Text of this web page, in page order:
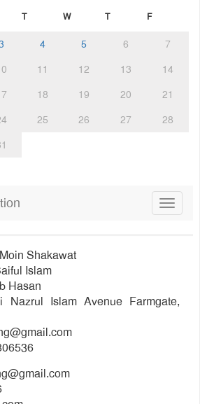
T W T F
4 5 6
7
11 12 13
14
18 19 20
21
25 26 27
28
Toggle
Shakawat
Islam
Hasan
Nazrul Islam Avenue Farmgate,